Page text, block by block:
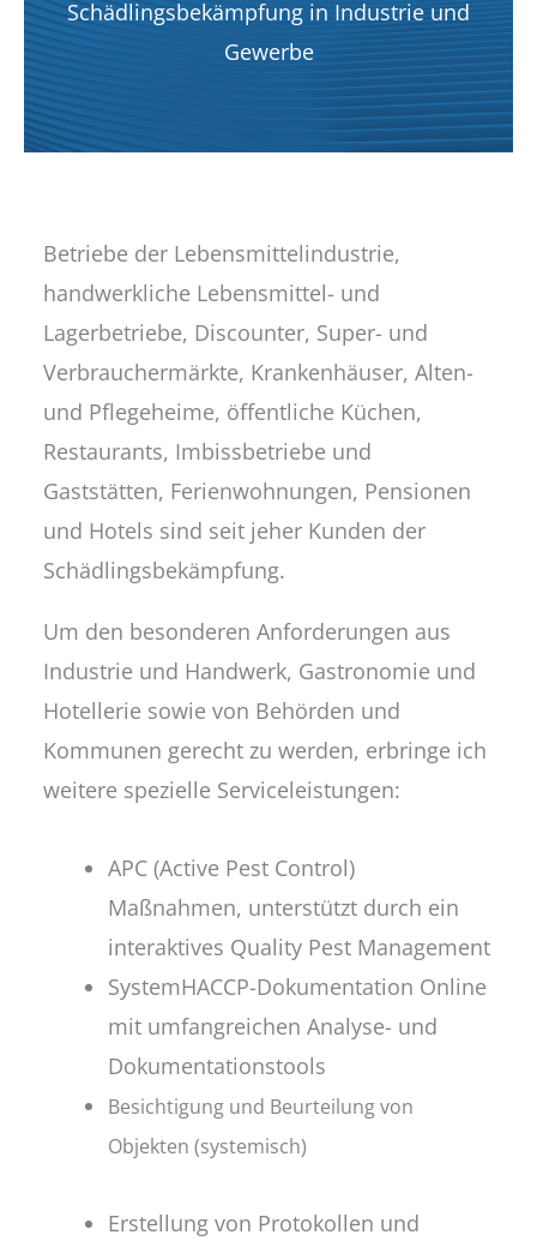
Schädlingsbekämpfung in Industrie und
Gewerbe
Betriebe der Lebensmittelindustrie,
handwerkliche Lebensmittel- und
Lagerbetriebe, Discounter, Super- und
Verbrauchermärkte, Krankenhäuser, Alten-
und Pflegeheime, öffentliche Küchen,
Restaurants, Imbissbetriebe und
Gaststätten, Ferienwohnungen, Pensionen
und Hotels sind seit jeher Kunden der
Schädlingsbekämpfung.
Um den besonderen Anforderungen aus
Industrie und Handwerk, Gastronomie und
Hotellerie sowie von Behörden und
Kommunen gerecht zu werden, erbringe ich
weitere spezielle Serviceleistungen:
APC (Active Pest Control)
Maßnahmen, unterstützt durch ein
interaktives Quality Pest Management
SystemHACCP-Dokumentation Online
mit umfangreichen Analyse- und
Dokumentationstools
Besichtigung und Beurteilung von
Objekten (systemisch)
Erstellung von Protokollen und